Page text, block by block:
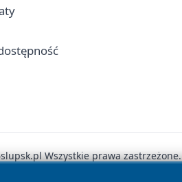
Wszystkie prawa zastrzeżone.